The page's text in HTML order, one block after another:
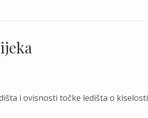
i ovisnosti točke ledišta o kiselosti